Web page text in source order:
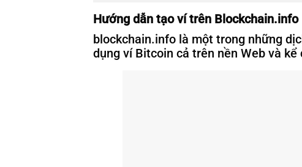
Hướng dẫn tạo ví trên Blockchain.info
blockchain.info là một trong những
dụng ví Bitcoin cả trên nền Web và kể